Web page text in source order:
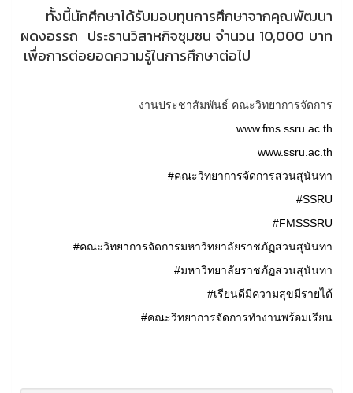
ทั้งนี้นักศึกษาได้รับมอบทุนการศึกษาจากคุณพัฒนา
ผดงอรรถ ประธานวิสาหกิจชุมชน จำนวน 10,000 บาท
เพื่อการต่อยอดความรู้ในการศึกษาต่อไป
งานประชาสัมพันธ์ คณะวิทยาการจัดการ
www.fms.ssru.ac.th
www.ssru.ac.th
#คณะวิทยาการจัดการสวนสุนันทา
#SSRU
#FMSSSRU
#คณะวิทยาการจัดการมหาวิทยาลัยราชภัฏสวนสุนันทา
#มหาวิทยาลัยราชภัฏสวนสุนันทา
#เรียนดีมีความสุขมีรายได้
#คณะวิทยาการจัดการทำงานพร้อมเรียน